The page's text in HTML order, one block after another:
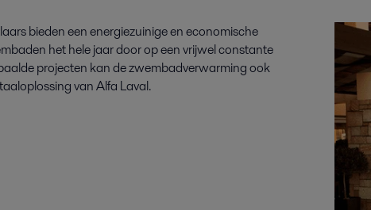
bieden een energiezuinige en economische
het hele jaar door op een vrijwel constante
projecten kan de zwembadverwarming ook
van Alfa Laval.